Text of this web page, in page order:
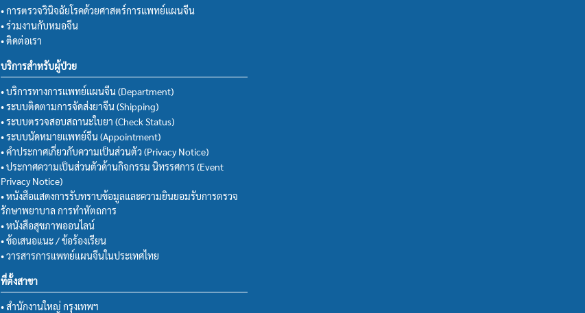
• การตรวจวินิจฉัยโรคด้วยศาสตร์การแพทย์แผนจีน
• ร่วมงานกับหมอจีน
• ติดต่อเรา
บริการสำหรับผู้ป่วย
• บริการทางการแพทย์แผนจีน (Department)
• ระบบติดตามการจัดส่งยาจีน (Shipping)
• ระบบตรวจสอบสถานะใบยา (Check Status)
• ระบบนัดหมายแพทย์จีน (Appointment)
• คำประกาศเกี่ยวกับความเป็นส่วนตัว (Privacy Notice)
• ประกาศความเป็นส่วนตัวด้านกิจกรรม นิทรรศการ (Event
Privacy Notice)
• หนังสือแสดงการรับทราบข้อมูลและความยินยอมรับการตรวจ
รักษาพยาบาล การทำหัตถการ
• หนังสือสุขภาพออนไลน์
• ข้อเสนอแนะ / ข้อร้องเรียน
• วารสารการแพทย์แผนจีนในประเทศไทย
ที่ตั้งสาขา
• สำนักงานใหญ่ กรุงเทพฯ